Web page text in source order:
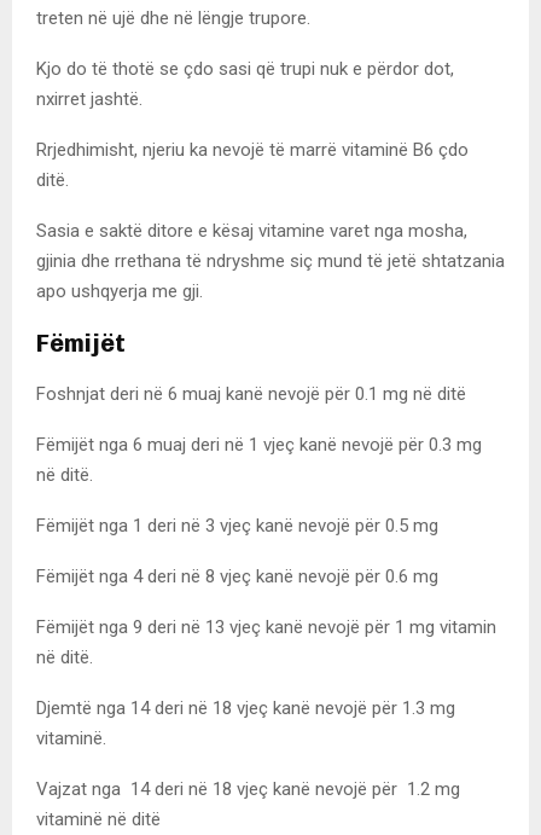
treten në ujë dhe në lëngje trupore.
Kjo do të thotë se çdo sasi që trupi nuk e përdor dot,
nxirret jashtë.
Rrjedhimisht, njeriu ka nevojë të marrë vitaminë B6 çdo
ditë.
Sasia e saktë ditore e kësaj vitamine varet nga mosha,
gjinia dhe rrethana të ndryshme siç mund të jetë shtatzania
apo ushqyerja me gji.
Fëmijët
Foshnjat deri në 6 muaj kanë nevojë për 0.1 mg në ditë
Fëmijët nga 6 muaj deri në 1 vjeç kanë nevojë për 0.3 mg
në ditë.
Fëmijët nga 1 deri në 3 vjeç kanë nevojë për 0.5 mg
Fëmijët nga 4 deri në 8 vjeç kanë nevojë për 0.6 mg
Fëmijët nga 9 deri në 13 vjeç kanë nevojë për 1 mg vitamin
në ditë.
Djemtë nga 14 deri në 18 vjeç kanë nevojë për 1.3 mg
vitaminë.
Vajzat nga 14 deri në 18 vjeç kanë nevojë për 1.2 mg
vitaminë në ditë